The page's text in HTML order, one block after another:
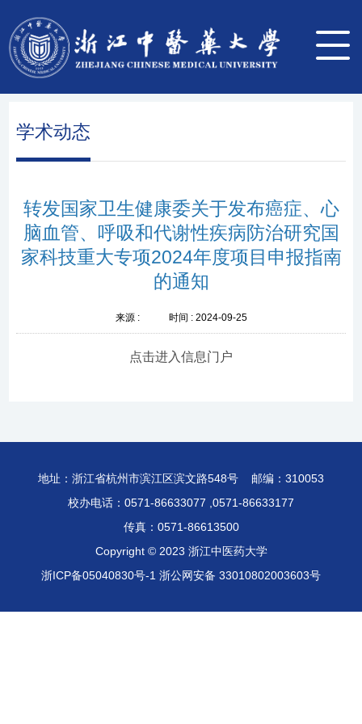
学术动态
转发国家卫生健康委关于发布癌症、心
脑血管、呼吸和代谢性疾病防治研究国
家科技重大专项2024年度项目申报指南
的通知
来源 : 时间 : 2024-09-25
点击进入信息门户
地址：浙江省杭州市滨江区滨文路548号 邮编：310053
校办电话：0571-86633077 ,0571-86633177
传真：0571-86613500
Copyright © 2023 浙江中医药大学
浙ICP备05040830号-1 浙公网安备 33010802003603号